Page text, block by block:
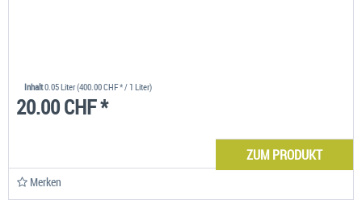
Inhalt0.05 Liter(400.00 CHF * / 1 Liter)
20.00 CHF *
ZUM PRODUKT
Merken